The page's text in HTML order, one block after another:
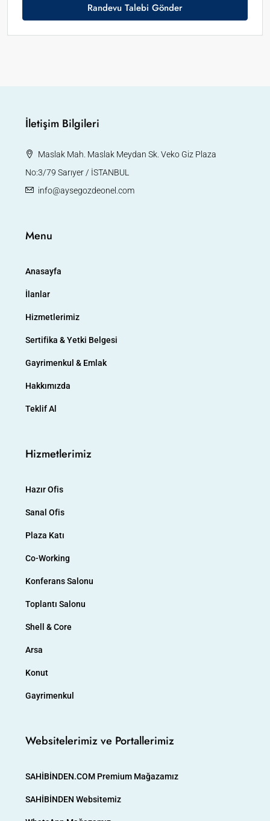
Randevu Talebi Gönder
İletişim Bilgileri
Maslak Mah. Maslak Meydan Sk. Veko Giz Plaza
No:3/79 Sarıyer / İSTANBUL
info@aysegozdeonel.com
Menu
Anasayfa
İlanlar
Hizmetlerimiz
Sertifika & Yetki Belgesi
Gayrimenkul & Emlak
Hakkımızda
Teklif Al
Hizmetlerimiz
Hazır Ofis
Sanal Ofis
Plaza Katı
Co-Working
Konferans Salonu
Toplantı Salonu
Shell & Core
Arsa
Konut
Gayrimenkul
Websitelerimiz ve Portallerimiz
SAHİBİNDEN.COM Premium Mağazamız
SAHİBİNDEN Websitemiz